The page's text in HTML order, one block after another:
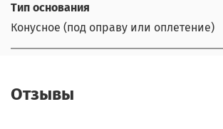
Тип основания
Конусное (под оправу или оплетение)
Отзывы